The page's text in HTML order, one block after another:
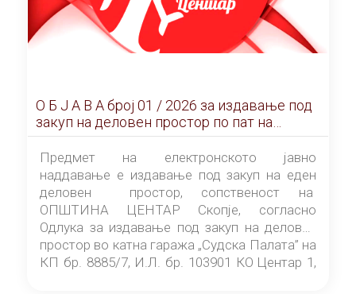
О Б Ј А В А брoj 01 / 2026 за издавање под
закуп на деловен простор по пат на
ЕЛЕКТРОНСКО ЈАВНО НАДДАВАЊЕ
Предмет на електронското јавно
наддавање е издавање под закуп на еден
деловен простор, сопственост на
ОПШТИНА ЦЕНТАР Скопје, согласно
Одлука за издавање под закуп на деловен
простор во катна гаража „Судска Палата” на
КП бр. 8885/7, И.Л. бр. 103901 КО Центар 1,